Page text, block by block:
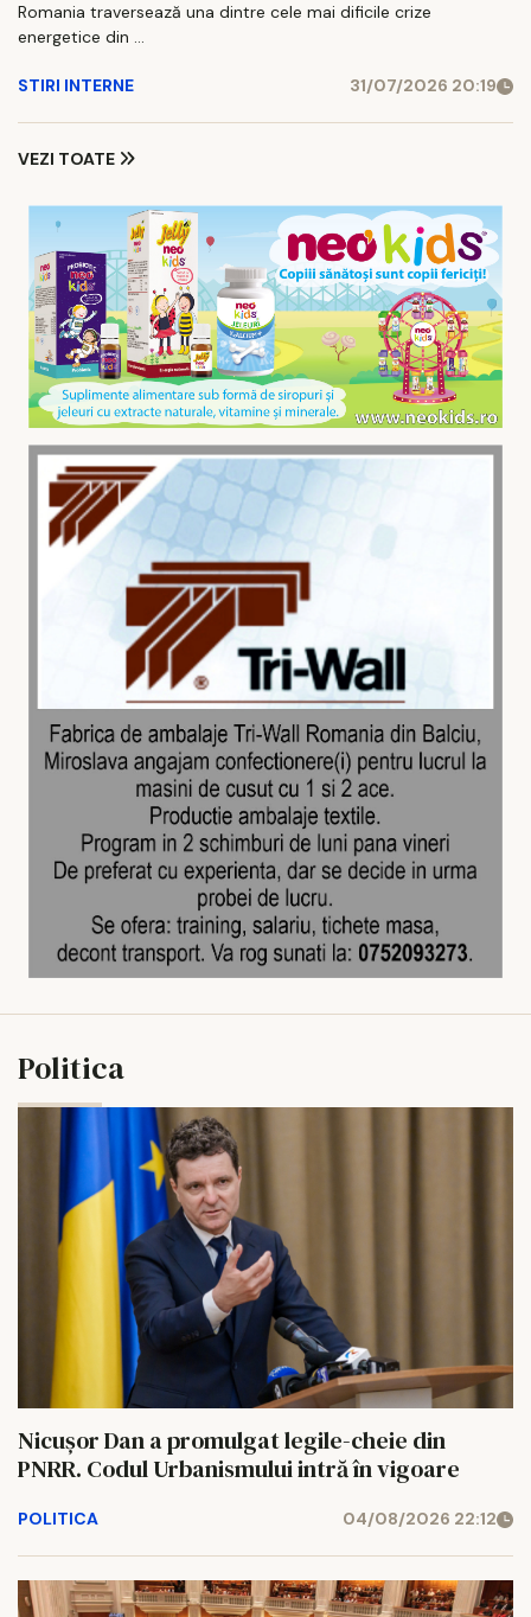
Romania traversează una dintre cele mai dificile crize
energetice din ...
STIRI INTERNE 31/07/2026 20:19
VEZI TOATE
Politica
Nicușor Dan a promulgat legile-cheie din
PNRR. Codul Urbanismului intră în vigoare
POLITICA 04/08/2026 22:12